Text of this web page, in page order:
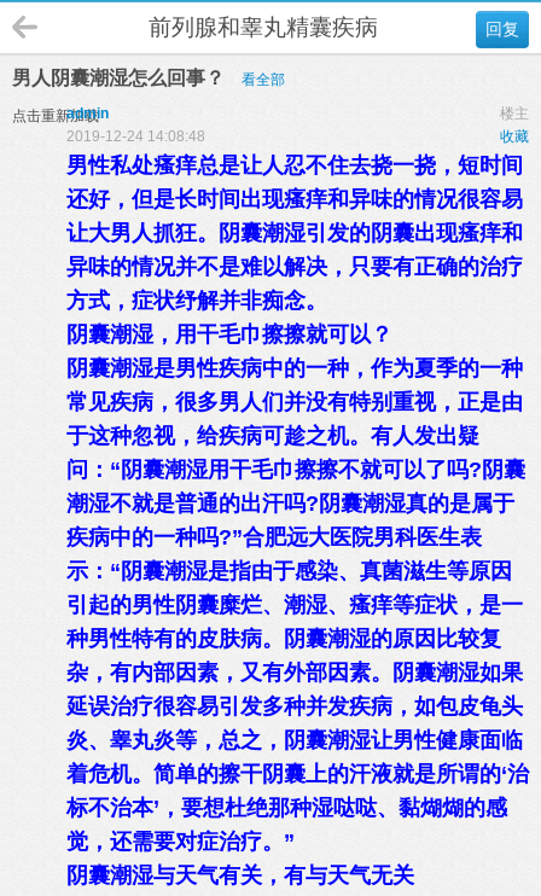
回复
前列腺和睾丸精囊疾病
男人阴囊潮湿怎么回事？ 看全部
点击重新加载 楼主
admin
收藏
2019-12-24 14:08:48
男性私处瘙痒总是让人忍不住去挠一挠，短时间
还好，但是长时间出现瘙痒和异味的情况很容易
让大男人抓狂。阴囊潮湿引发的阴囊出现瘙痒和
异味的情况并不是难以解决，只要有正确的治疗
方式，症状纾解并非痴念。
阴囊潮湿，用干毛巾擦擦就可以？
阴囊潮湿是男性疾病中的一种，作为夏季的一种
常见疾病，很多男人们并没有特别重视，正是由
于这种忽视，给疾病可趁之机。有人发出疑
问：“阴囊潮湿用干毛巾擦擦不就可以了吗?阴囊
潮湿不就是普通的出汗吗?阴囊潮湿真的是属于
疾病中的一种吗?”合肥远大医院男科医生表
示：“阴囊潮湿是指由于感染、真菌滋生等原因
引起的男性阴囊糜烂、潮湿、瘙痒等症状，是一
种男性特有的皮肤病。阴囊潮湿的原因比较复
杂，有内部因素，又有外部因素。阴囊潮湿如果
延误治疗很容易引发多种并发疾病，如包皮龟头
炎、睾丸炎等，总之，阴囊潮湿让男性健康面临
着危机。简单的擦干阴囊上的汗液就是所谓的‘治
标不治本’，要想杜绝那种湿哒哒、黏煳煳的感
觉，还需要对症治疗。”
阴囊潮湿与天气有关，有与天气无关